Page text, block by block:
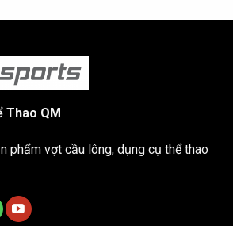
Thao QM
phẩm vợt cầu lông, dụng cụ thể thao